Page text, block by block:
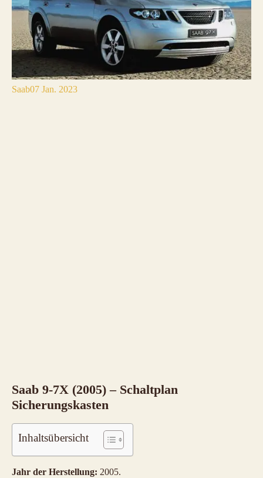
Saab07 Jan. 2023
Saab 9-7X (2005) – Schaltplan
Sicherungskasten
Inhaltsübersicht
Jahr der Herstellung: 2005.